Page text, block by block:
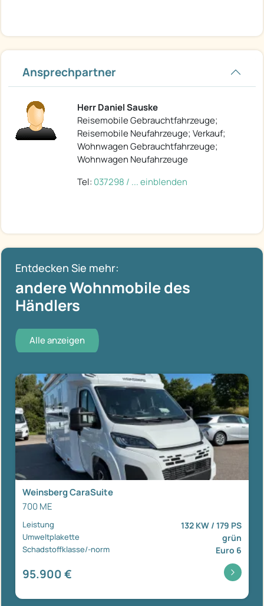
Ansprechpartner
Herr Daniel Sauske
Reisemobile Gebrauchtfahrzeuge;
Reisemobile Neufahrzeuge; Verkauf;
Wohnwagen Gebrauchtfahrzeuge;
Wohnwagen Neufahrzeuge
Tel: 037298 / ... einblenden
Entdecken Sie mehr:
andere Wohnmobile des
Händlers
Alle anzeigen
Weinsberg CaraSuite
700 ME
Leistung 132 KW / 179 PS
Umweltplakette grün
Schadstoffklasse/-norm Euro 6
95.900 €